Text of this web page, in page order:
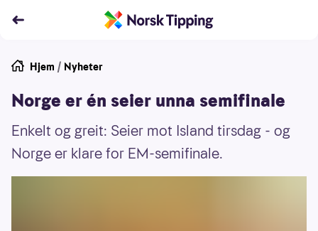
Hjem / Nyheter
Norge er én seier unna semifinale
Enkelt og greit: Seier mot Island tirsdag - og
Norge er klare for EM-semifinale.